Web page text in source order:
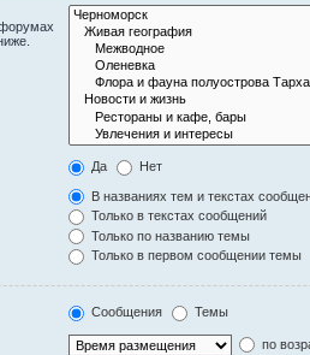
Да Нет
В названиях тем и текстах
Только в текстах сообщений
Только по названию темы
Только в первом сообщении темы
Сообщения Темы
по